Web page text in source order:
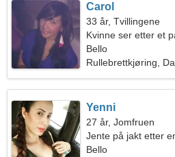
Carol
33 år, Tvillingene
Kvinne ser etter et
Bello
Rullebrettkjøring,
Yenni
27 år, Jomfruen
Jente på jakt etter
Bello